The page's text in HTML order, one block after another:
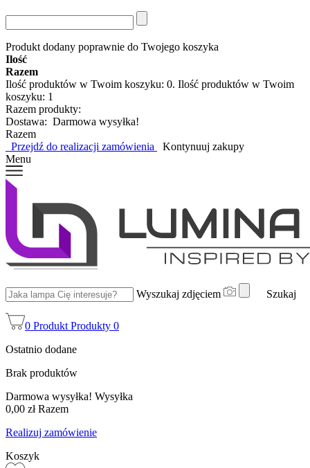
Produkt dodany poprawnie do Twojego koszyka
Ilość
Razem
Ilość produktów w Twoim koszyku: 0. Ilość produktów w Twoim
koszyku: 1
Razem produkty:
Dostawa: Darmowa wysyłka!
Razem
Przejdź do realizacji zamówienia
Kontynuuj zakupy
Menu
Wyszukaj zdjęciem Szukaj
0 Produkt Produkty 0
Ostatnio dodane
Brak produktów
Darmowa wysyłka! Wysyłka
0,00 zł Razem
Realizuj zamówienie
Koszyk